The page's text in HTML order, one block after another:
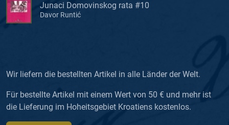
Junaci Domovinskog rata #10
Davor Runtić
Wir liefern die bestellten Artikel in alle Länder der Welt.
Für bestellte Artikel mit einem Wert von 50 € und mehr ist
die Lieferung im Hoheitsgebiet Kroatiens kostenlos.